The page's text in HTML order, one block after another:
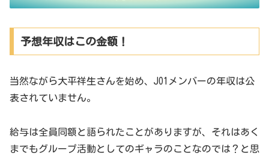
予想年収はこの金額！
当然ながら大平祥生さんを始め、JO1メンバーの年収は公
表されていません。
給与は全員同額と語られたことがありますが、それはあく
までもグループ活動としてのギャラのことなのでは？と思